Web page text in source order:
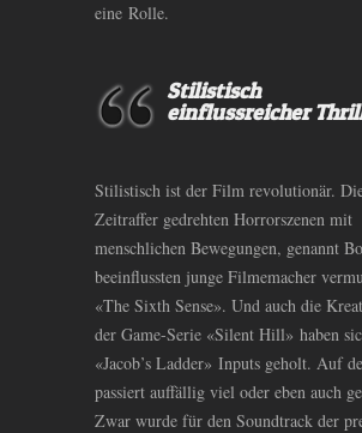
eine Rolle.
Stilistisch
einflussreicher
Stilistisch ist der Film revolutionär.
Zeitraffer gedrehten Horrorszenen mit
menschlichen Bewegungen, genannt
beeinflussten junge Filmemacher
«The Sixth Sense». Und auch die
der Game-Serie «Silent Hill» haben
«Jacob’s Ladder» Inputs geholt. Auf
passiert auffällig viel oder eben auch
Zwar wurde für den Soundtrack der